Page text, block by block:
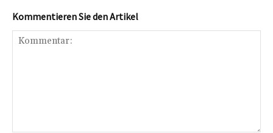
Kommentieren Sie den Artikel